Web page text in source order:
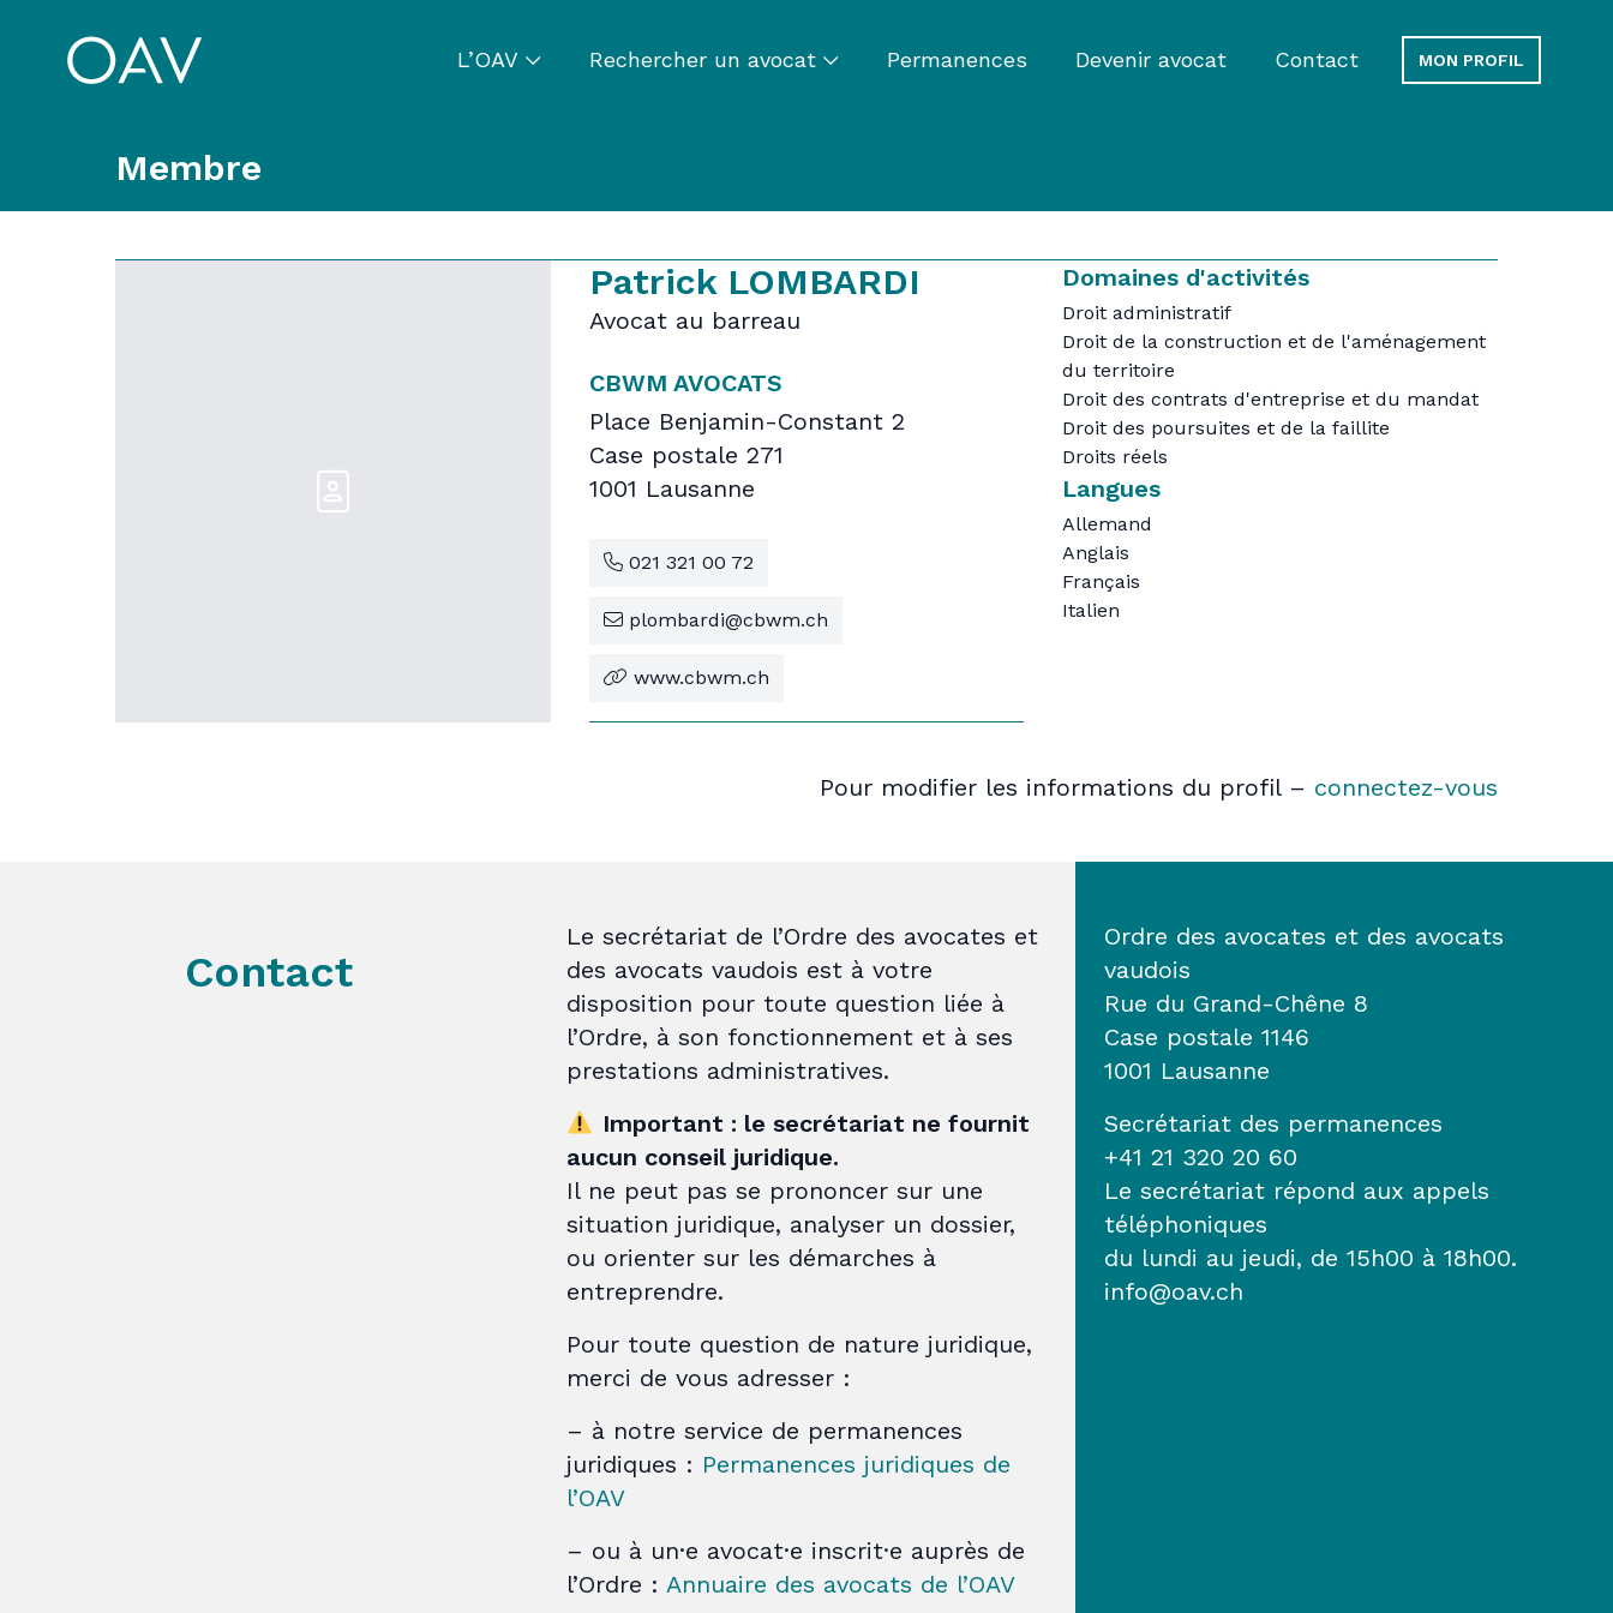
L’OAV Rechercher un avocat Permanences Devenir avocat Contact MON PROFIL
Membre
Patrick LOMBARDI
Avocat au barreau
CBWM AVOCATS
Place Benjamin-Constant 2
Case postale 271
1001 Lausanne
021 321 00 72
plombardi@cbwm.ch
www.cbwm.ch
Domaines d'activités
Droit administratif
Droit de la construction et de l'aménagement
du territoire
Droit des contrats d'entreprise et du mandat
Droit des poursuites et de la faillite
Droits réels
Langues
Allemand
Anglais
Français
Italien
Pour modifier les informations du profil – connectez-vous
Contact
Le secrétariat de l’Ordre des avocates et
des avocats vaudois est à votre
disposition pour toute question liée à
l’Ordre, à son fonctionnement et à ses
prestations administratives.
Important : le secrétariat ne fournit
aucun conseil juridique.
Il ne peut pas se prononcer sur une
situation juridique, analyser un dossier,
ou orienter sur les démarches à
entreprendre.
Pour toute question de nature juridique,
merci de vous adresser :
– à notre service de permanences
juridiques : Permanences juridiques de
l’OAV
– ou à un·e avocat·e inscrit·e auprès de
l’Ordre : Annuaire des avocats de l’OAV
Ordre des avocates et des avocats
vaudois
Rue du Grand-Chêne 8
Case postale 1146
1001 Lausanne
Secrétariat des permanences
+41 21 320 20 60
Le secrétariat répond aux appels
téléphoniques
du lundi au jeudi, de 15h00 à 18h00.
info@oav.ch